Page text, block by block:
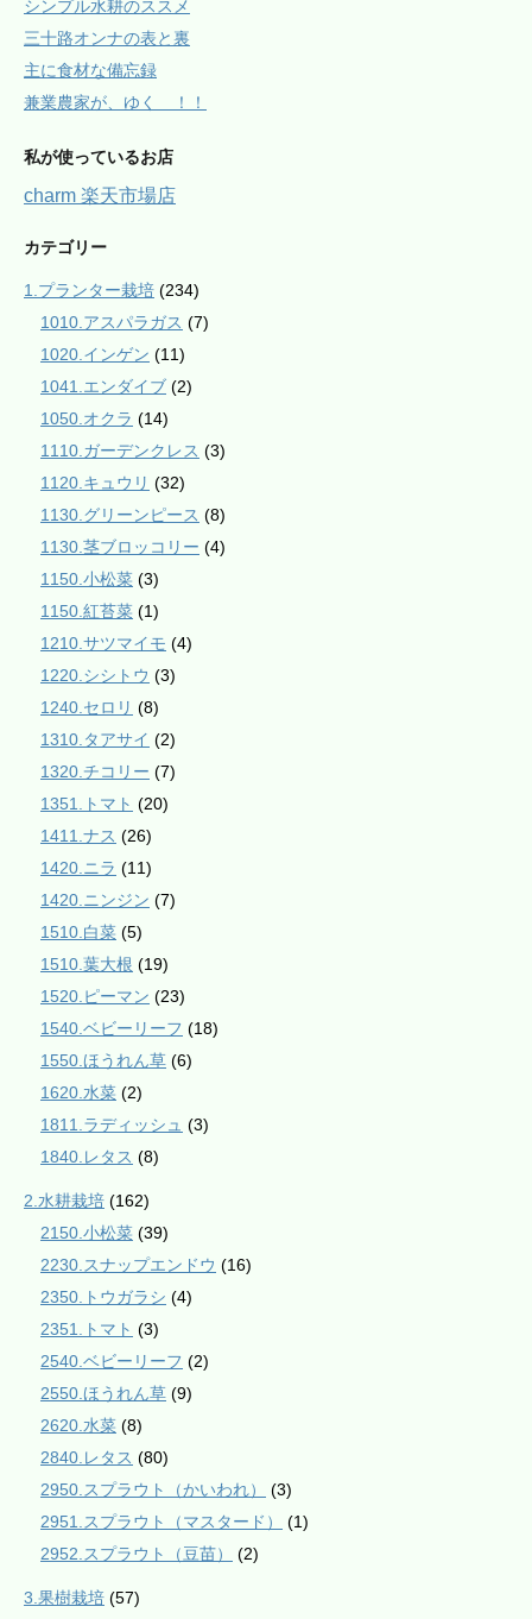
シンプル水耕のススメ
三十路オンナの表と裏
主に食材な備忘録
兼業農家が、ゆく ！！
私が使っているお店
charm 楽天市場店
カテゴリー
1.プランター栽培 (234)
1010.アスパラガス (7)
1020.インゲン (11)
1041.エンダイブ (2)
1050.オクラ (14)
1110.ガーデンクレス (3)
1120.キュウリ (32)
1130.グリーンピース (8)
1130.茎ブロッコリー (4)
1150.小松菜 (3)
1150.紅苔菜 (1)
1210.サツマイモ (4)
1220.シシトウ (3)
1240.セロリ (8)
1310.タアサイ (2)
1320.チコリー (7)
1351.トマト (20)
1411.ナス (26)
1420.ニラ (11)
1420.ニンジン (7)
1510.白菜 (5)
1510.葉大根 (19)
1520.ピーマン (23)
1540.ベビーリーフ (18)
1550.ほうれん草 (6)
1620.水菜 (2)
1811.ラディッシュ (3)
1840.レタス (8)
2.水耕栽培 (162)
2150.小松菜 (39)
2230.スナップエンドウ (16)
2350.トウガラシ (4)
2351.トマト (3)
2540.ベビーリーフ (2)
2550.ほうれん草 (9)
2620.水菜 (8)
2840.レタス (80)
2950.スプラウト（かいわれ）
(3)
2951.スプラウト（マスタード）
(1)
2952.スプラウト（豆苗）
(2)
3.果樹栽培 (57)